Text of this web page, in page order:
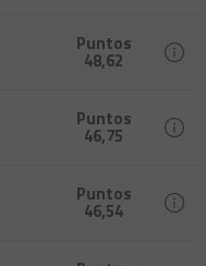
Puntos
48,62
Puntos
46,75
Puntos
46,54